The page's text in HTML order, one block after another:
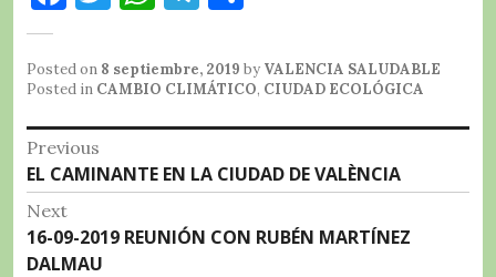
c
e
b
o
o
k
it
te
r
at
s
A
p
p
e
g
r
a
m
m
p
a
rt
ir
Posted on 8 septiembre, 2019 by VALENCIA SALUDABLE
Posted in CAMBIO CLIMÁTICO, CIUDAD ECOLÓGICA
Navegación
de
entradas
Previous
Previous
post:
EL CAMINANTE EN LA CIUDAD DE VALÈNCIA
Next
Next
post:
16-09-2019 REUNIÓN CON RUBÉN MARTÍNEZ
DALMAU